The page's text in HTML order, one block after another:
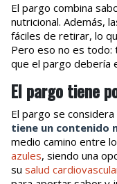
El pargo combina
nutricional. Además,
fáciles de retirar, lo
Pero eso no es
que el pargo debería
El pargo tiene
El pargo se
tiene un contenido
medio camino entre
azules, siendo una
su salud